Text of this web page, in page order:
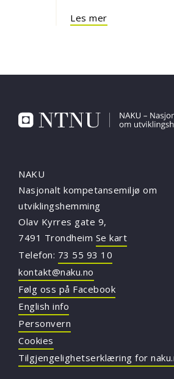
Les mer
NAKU
Nasjonalt kompetansemiljø om
utviklingshemming
Olav Kyrres gate 9,
7491 Trondheim Se kart
Telefon: 73 55 93 10
kontakt@naku.no
Følg oss på Facebook
English info
Personvern
Cookies
Tilgjengelighetserklæring for